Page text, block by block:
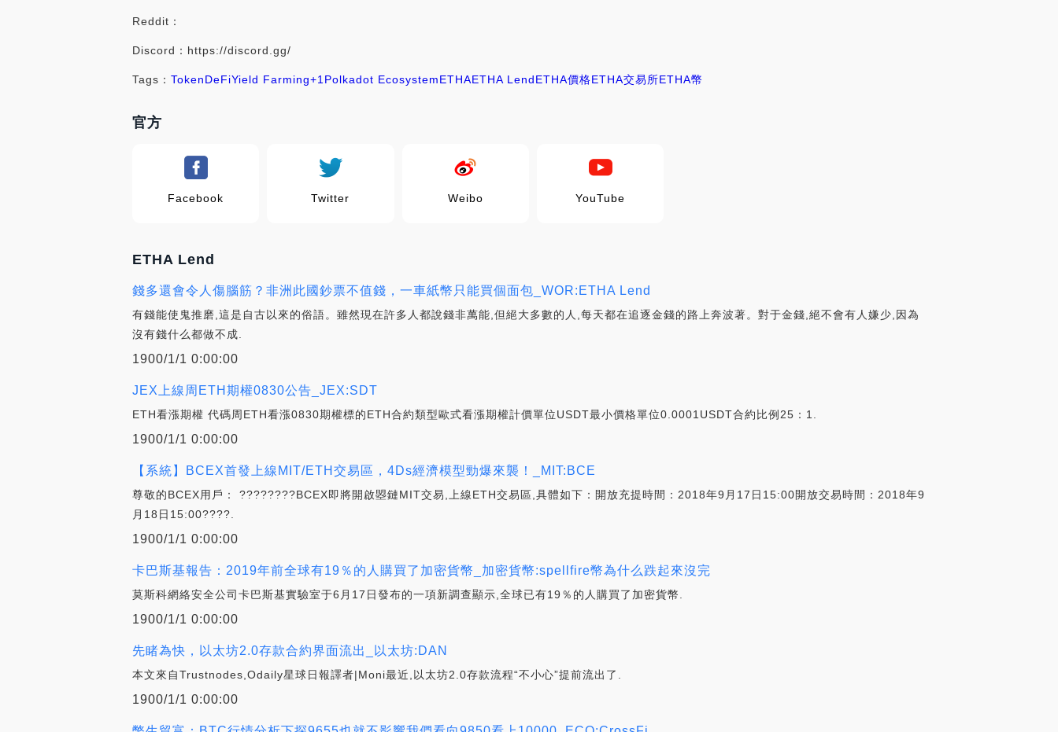
Reddit：
Discord：https://discord.gg/
Tags： TokenDeFiYield Farming+1 Polkadot EcosystemETHAETHA LendETHA價格ETHA交易所ETHA幣
官方
Facebook Twitter Weibo YouTube
ETHA Lend
錢多還會令人傷腦筋？非洲此國鈔票不值錢，一車紙幣只能買個面包_WOR:ETHA Lend
有錢能使鬼推磨,這是自古以來的俗語。雖然現在許多人都說錢非萬能,但絕大多數的人,每天都在追逐金錢的路上奔波著。對于金錢,絕不會有人嫌少,因為
沒有錢什么都做不成.
1900/1/1 0:00:00
JEX上線周ETH期權0830公告_JEX:SDT
ETH看漲期權 代碼周ETH看漲0830期權標的ETH合約類型歐式看漲期權計價單位USDT最小價格單位0.0001USDT合約比例25：1.
1900/1/1 0:00:00
【系統】BCEX首發上線MIT/ETH交易區，4Ds經濟模型勁爆來襲！_MIT:BCE
尊敬的BCEX用戶： ????????BCEX即將開啟曌鏈MIT交易,上線ETH交易區,具體如下：開放充提時間：2018年9月17日15:00開放交易時間：2018年9
月18日15:00????.
1900/1/1 0:00:00
卡巴斯基報告：2019年前全球有19％的人購買了加密貨幣_加密貨幣:spellfire幣為什么跌起來沒完
莫斯科網絡安全公司卡巴斯基實驗室于6月17日發布的一項新調查顯示,全球已有19％的人購買了加密貨幣.
1900/1/1 0:00:00
先睹為快，以太坊2.0存款合約界面流出_以太坊:DAN
本文來自Trustnodes,Odaily星球日報譯者|Moni最近,以太坊2.0存款流程“不小心”提前流出了.
1900/1/1 0:00:00